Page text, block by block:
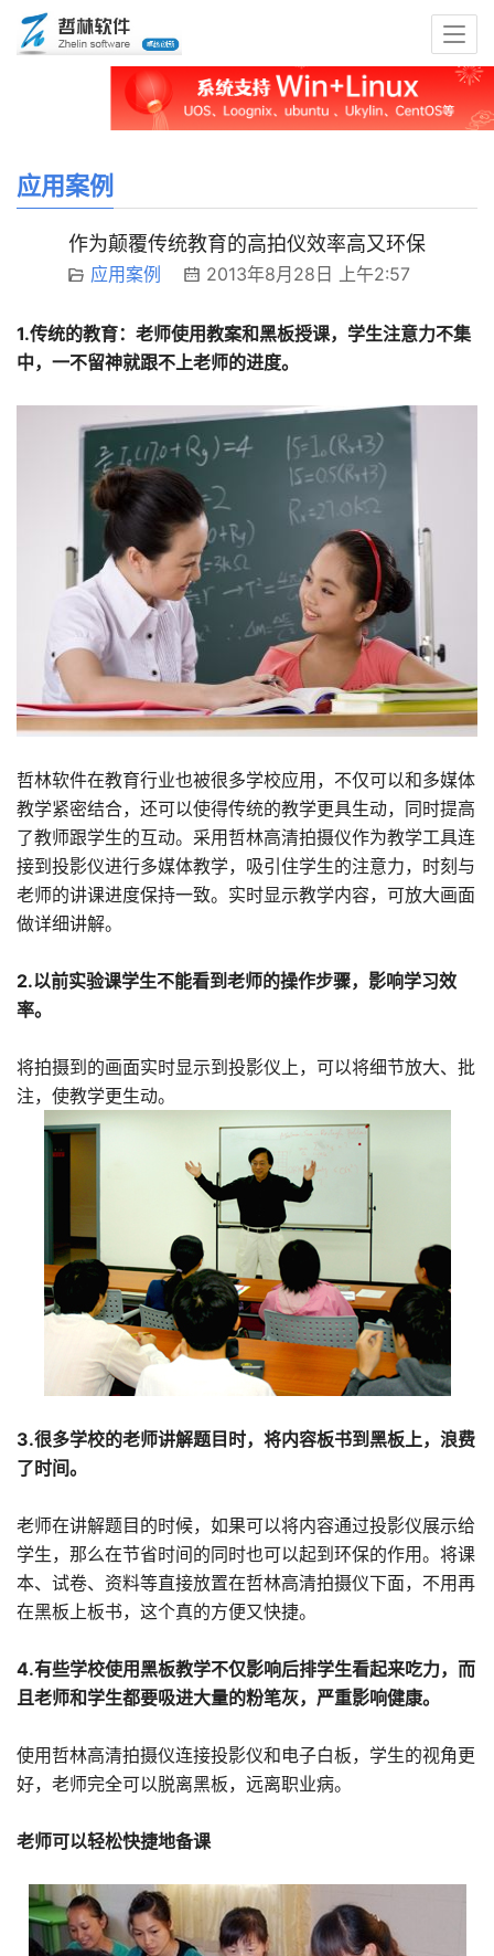
应用案例
作为颠覆传统教育的高拍仪效率高又环保
应用案例 2013年8月28日 上午2:57
1.传统的教育：老师使用教案和黑板授课，学生注意力不集
中，一不留神就跟不上老师的进度。
哲林软件在教育行业也被很多学校应用，不仅可以和多媒体
教学紧密结合，还可以使得传统的教学更具生动，同时提高
了教师跟学生的互动。采用哲林高清拍摄仪作为教学工具连
接到投影仪进行多媒体教学，吸引住学生的注意力，时刻与
老师的讲课进度保持一致。实时显示教学内容，可放大画面
做详细讲解。
2.以前实验课学生不能看到老师的操作步骤，影响学习效
率。
将拍摄到的画面实时显示到投影仪上，可以将细节放大、批
注，使教学更生动。
3.很多学校的老师讲解题目时，将内容板书到黑板上，浪费
了时间。
老师在讲解题目的时候，如果可以将内容通过投影仪展示给
学生，那么在节省时间的同时也可以起到环保的作用。将课
本、试卷、资料等直接放置在哲林高清拍摄仪下面，不用再
在黑板上板书，这个真的方便又快捷。
4.有些学校使用黑板教学不仅影响后排学生看起来吃力，而
且老师和学生都要吸进大量的粉笔灰，严重影响健康。
使用哲林高清拍摄仪连接投影仪和电子白板，学生的视角更
好，老师完全可以脱离黑板，远离职业病。
老师可以轻松快捷地备课